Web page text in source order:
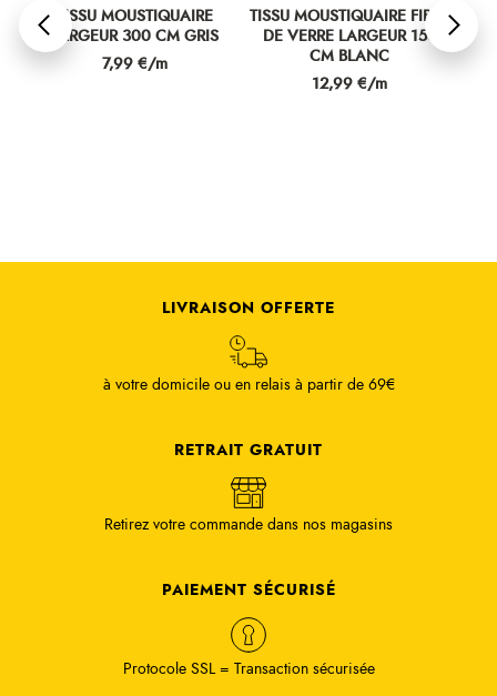
TISSU MOUSTIQUAIRE
LARGEUR 300 CM GRIS
Prix
7,99 €/m
TISSU MOUSTIQUAIRE FIBRE
DE VERRE LARGEUR 150
CM BLANC
Prix
12,99 €/m
LIVRAISON OFFERTE
à votre domicile ou en relais à partir de 69€
RETRAIT GRATUIT
Retirez votre commande dans nos magasins
PAIEMENT SÉCURISÉ
Protocole SSL = Transaction sécurisée